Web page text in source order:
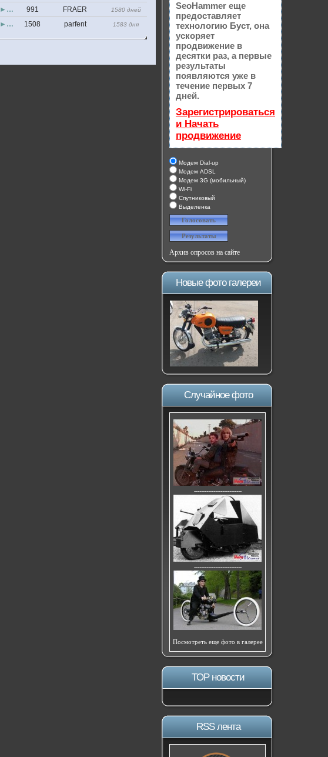
►… 991 FRAER 1580 дней
►… 1508 parfent 1583 дня
SeoHammer еще
предоставляет
технологию Буст, она
ускоряет
продвижение в
десятки раз, а первые
результаты
появляются уже в
течение первых 7
дней.
Зарегистрироваться
и Начать
продвижение
Модем Dial-up
Модем ADSL
Модем 3G (мобильный)
Wi-Fi
Спутниковый
Выделенка
Архив опросов на сайте
Новые фото галереи
Случайное фото
---------------------------
---------------------------
Посмотреть еще фото в галерее
ТОР новости
RSS лента